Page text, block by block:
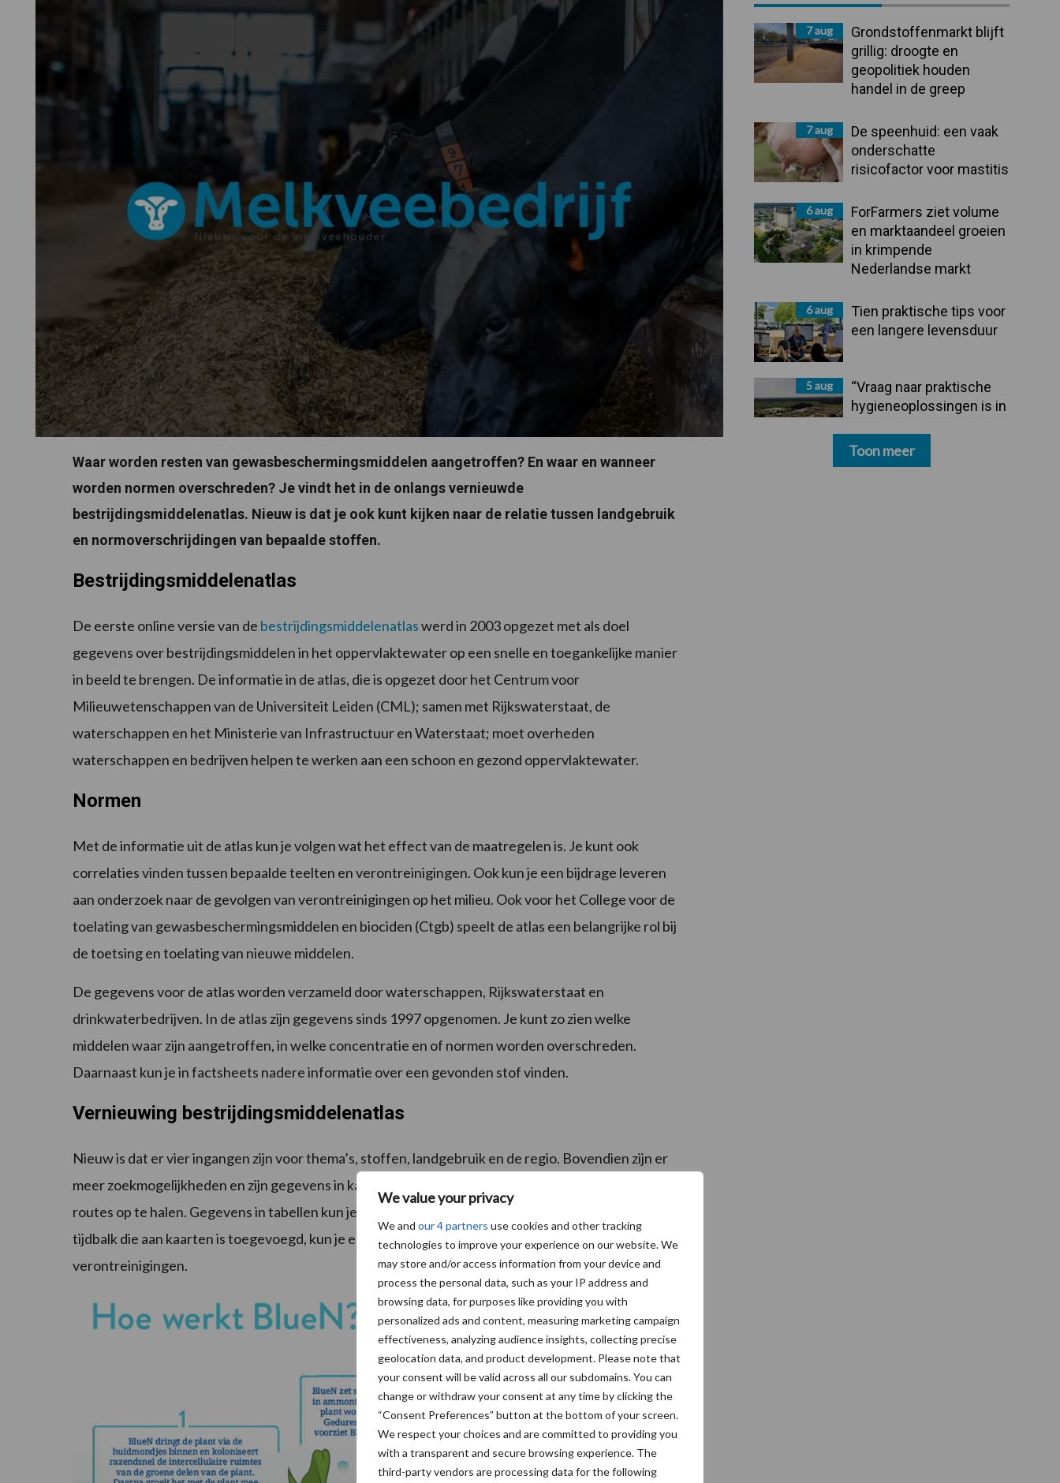
We value your privacy
We and our 4 partners use cookies and other tracking
technologies to improve your experience on our website. We
may store and/or access information from your device and
process the personal data, such as your IP address and
browsing data, for purposes like providing you with
personalized ads and content, measuring marketing campaign
effectiveness, analyzing audience insights, collecting precise
geolocation data, and product development. Please note that
your consent will be valid across all our subdomains. You can
change or withdraw your consent at any time by clicking the
“Consent Preferences” button at the bottom of your screen.
We respect your choices and are committed to providing you
with a transparent and secure browsing experience. The
third-party vendors are processing data for the following
Waar worden resten van gewasbeschermingsmiddelen aangetroffen? En waar en wanneer
worden normen overschreden? Je vindt het in de onlangs vernieuwde
bestrijdingsmiddelenatlas. Nieuw is dat je ook kunt kijken naar de relatie tussen landgebruik
en normoverschrijdingen van bepaalde stoffen.
Bestrijdingsmiddelenatlas
De eerste online versie van de bestrijdingsmiddelenatlaswerd in 2003 opgezet met als doel
gegevens over bestrijdingsmiddelen in het oppervlaktewater op een snelle en toegankelijke manier
in beeld te brengen. De informatie in de atlas, die is opgezet door het Centrum voor
Milieuwetenschappen van de Universiteit Leiden (CML); samen met Rijkswaterstaat, de
waterschappen en het Ministerie van Infrastructuur en Waterstaat; moet overheden
waterschappen en bedrijven helpen te werken aan een schoon en gezond oppervlaktewater.
Normen
Met de informatie uit de atlas kun je volgen wat het effect van de maatregelen is. Je kunt ook
correlaties vinden tussen bepaalde teelten en verontreinigingen. Ook kun je een bijdrage leveren
aan onderzoek naar de gevolgen van verontreinigingen op het milieu. Ook voor het College voor de
toelating van gewasbeschermingsmiddelen en biociden (Ctgb) speelt de atlas een belangrijke rol bij
de toetsing en toelating van nieuwe middelen.
De gegevens voor de atlas worden verzameld door waterschappen, Rijkswaterstaat en
drinkwaterbedrijven. In de atlas zijn gegevens sinds 1997 opgenomen. Je kunt zo zien welke
middelen waar zijn aangetroffen, in welke concentratie en of normen worden overschreden.
Daarnaast kun je in factsheets nadere informatie over een gevonden stof vinden.
Vernieuwing bestrijdingsmiddelenatlas
Nieuw is dat er vier ingangen zijn voor thema’s, stoffen, landgebruik en de regio. Bovendien zijn er
meer zoekmogelijkheden en zijn gegevens in kaarten, tabellen en informatiebladen via verschillende
routes op te halen. Gegevens in tabellen kun je direct downloaden als Excel-bestand. En met een
tijdbalk die aan kaarten is toegevoegd, kun je een beeld krijgen van trends of het verloop van
verontreinigingen.
Sidebar7 aug
Grondstoffenmarkt blijft
grillig: droogte en
geopolitiek houden
handel in de greep
7 aug
De speenhuid: een vaak
onderschatte
risicofactor voor mastitis
6 aug
ForFarmers ziet volume
en marktaandeel groeien
in krimpende
Nederlandse markt
6 aug
Tien praktische tips voor
een langere levensduur
5 aug
“Vraag naar praktische
hygieneoplossingen is in
Toon meer